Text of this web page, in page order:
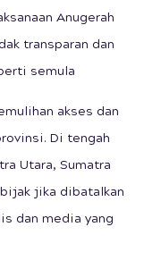
Anugerah
transparan dan
semula
akses dan
Di tengah
Utara, Sumatra
jika dibatalkan
dan media yang